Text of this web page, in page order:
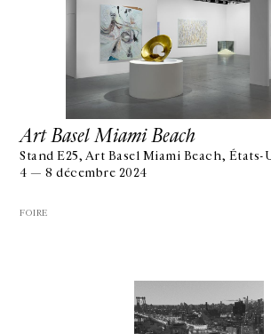
Art Basel Miami Beach
Stand E25, Art Basel Miami Beach, États-
4 — 8 décembre 2024
FOIRE